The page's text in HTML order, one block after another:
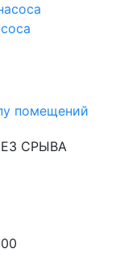
помещений